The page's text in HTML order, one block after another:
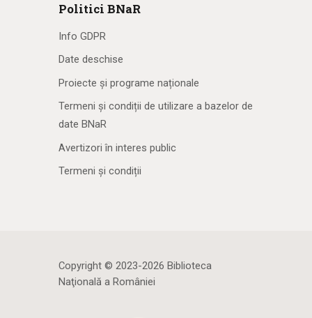
Politici BNaR
Info GDPR
Date deschise
Proiecte și programe naționale
Termeni și condiții de utilizare a bazelor de
date BNaR
Avertizori în interes public
Termeni și condiții
Copyright © 2023-2026 Biblioteca
Naţională a României